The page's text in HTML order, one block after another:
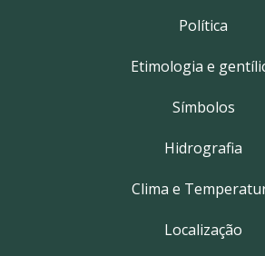
Política
Etimologia e
Símbolos
Hidrografia
Clima e
Localização